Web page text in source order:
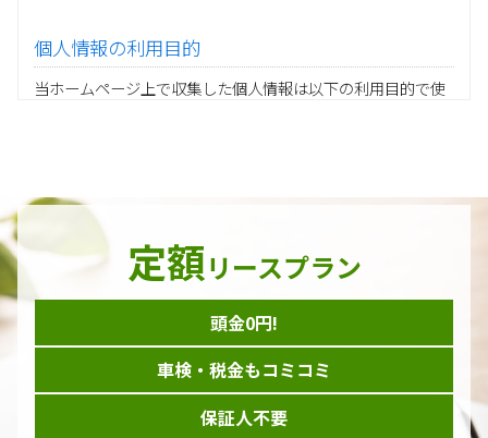
個人情報の利用目的
当ホームページ上で収集した個人情報は以下の利用目的で使
当グループの業務に従事する協力会社様担当者の識別
当グループ内で共同利用する人事関連システムの運用
ダイレクトメール等を利用したアンケート・キャンペーン
などの意見・情報の調査
当ホームページはサービスに関するお問い合わせやご質問、
資料のご請求や各サービス等のお申し込みなど、当ホームペ
ージのサービス提供過程で、氏名、連絡先、勤務先等の個人
定額リースプラン
頭金0円!
車検・税金もコミコミ
保証人不要